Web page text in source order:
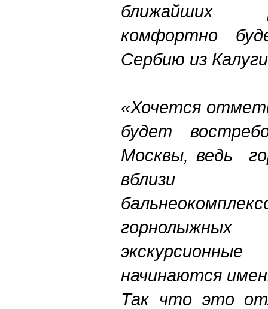
ближайших
комфортно
Сербию из
«Хочется
будет
Москвы, ведь
вблизи
горнолыжных
начинаются
Так что это